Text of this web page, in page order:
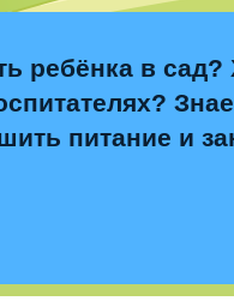
ребёнка в сад?
питание и